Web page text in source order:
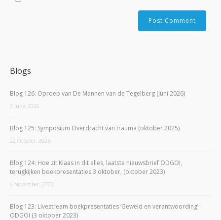
Blogs
Blog 126: Oproep van De Mannen van de Tegelberg (juni 2026)
3 June, 2026
Blog 125: Symposium Overdracht van trauma (oktober 2025)
22 October, 2025
Blog 124: Hoe zit Klaas in dit alles, laatste nieuwsbrief ODGOI,
terugkijken boekpresentaties 3 oktober, (oktober 2023)
6 November, 2023
Blog 123: Livestream boekpresentaties ‘Geweld en verantwoording’
ODGOI (3 oktober 2023)